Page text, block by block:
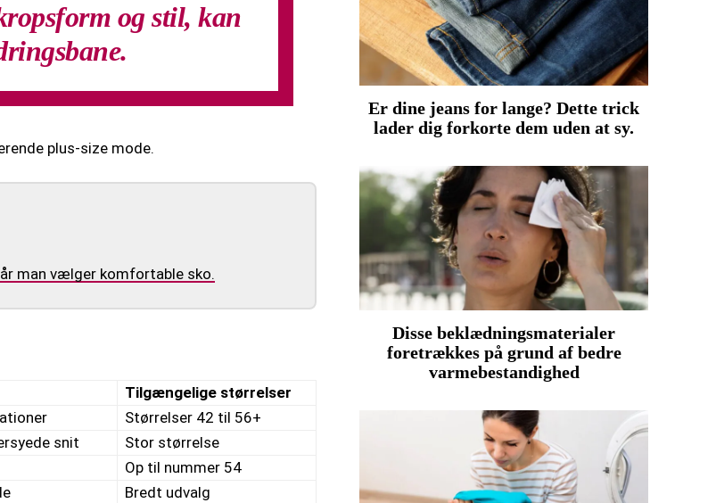
og stil, kan
plus-size mode.
man vælger komfortable sko.
Tilgængelige størrelser
Størrelser 42 til 56+
snit
Stor størrelse
Op til nummer 54
Bredt udvalg
Er dine jeans for lange? Dette trick
lader dig forkorte dem uden at sy.
Disse beklædningsmaterialer
foretrækkes på grund af bedre
varmebestandighed